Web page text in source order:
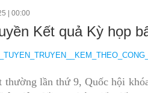
CHỨC NĂNG, NHIỆM
TỔ CHỨC BỘ MÁY
Ban
Văn
KẾ HOẠCH PHÁT
| 00:00
Kết quả Kỳ họp
thường lần thứ 9, Quốc hội